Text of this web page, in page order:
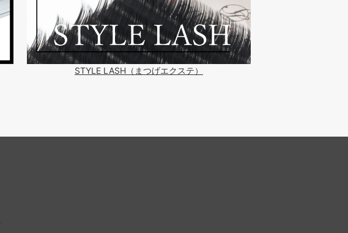
STYLE LASH（まつげエクステ）